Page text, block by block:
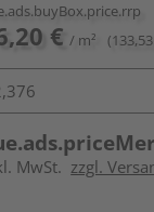
€ / m²
MwSt. zzgl.